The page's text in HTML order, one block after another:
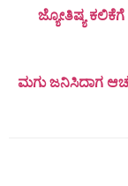
ಜ್ಯೋತಿಷ್ಯ
ಮಗು ಜನಿಸಿದಾಗ